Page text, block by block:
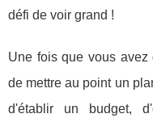
défi de voir grand !
Une fois que vous
de mettre au point un
d'établir un budget,